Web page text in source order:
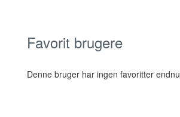
Favorit brugere
Denne bruger har ingen favoritter endnu